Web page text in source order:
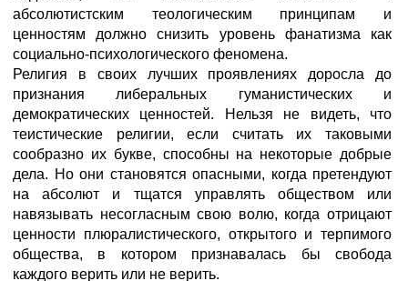
абсолютистским теологическим принципам и
ценностям должно снизить уровень фанатизма как
социально-психологического феномена.
Религия в своих лучших проявлениях доросла до
признания либеральных гуманистических и
демократических ценностей. Нельзя не видеть, что
теистические религии, если считать их таковыми
сообразно их букве, способны на некоторые добрые
дела. Но они становятся опасными, когда претендуют
на абсолют и тщатся управлять обществом или
навязывать несогласным свою волю, когда отрицают
ценности плюралистического, открытого и терпимого
общества, в котором признавалась бы свобода
каждого верить или не верить.